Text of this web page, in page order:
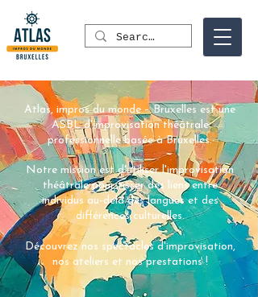
Atlas, impros du monde – Bruxelles est une
ASBL d'improvisation théâtrale
professionnelle basée à Bruxelles.
Notre mission est d'utiliser l'improvisation
théâtrale pour tisser des liens entre
individus au-delà des langues et des
différences culturelles.
Découvrez nos spectacles d'improvisation,
nos ateliers et nos prestations !